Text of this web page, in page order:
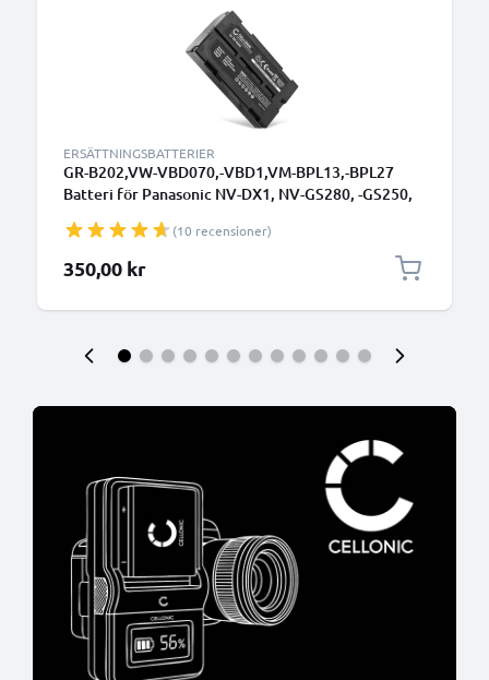
ERSÄTTNINGSBATTERIER
GR-B202,VW-VBD070,-VBD1,VM-BPL13,-BPL27
Batteri för Panasonic NV-DX1, NV-GS280, -GS250,
ersättningsbatteri med lång batteritid
(10 recensioner)
350,00 kr